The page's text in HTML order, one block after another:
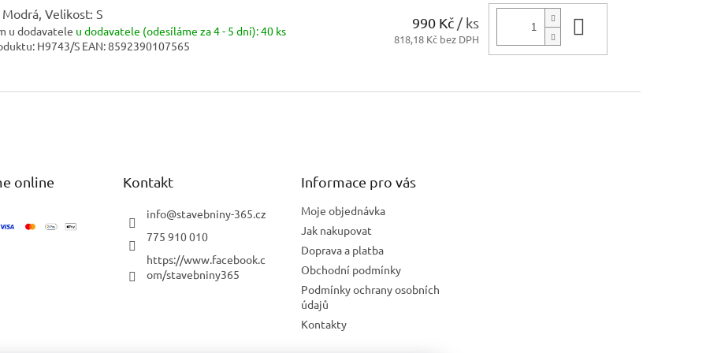
Modrá, Velikost: S
u dodavatele u dodavatele (odesíláme za 4 - 5 dní):40 ks
H9743/S EAN:8592390107565
990 Kč / ks
818,18 Kč bez DPH
online
Kontakt
info@stavebniny-365.cz
775 910 010
https://www.facebook.c
om/stavebniny365
Informace pro vás
Moje objednávka
Jak nakupovat
Doprava a platba
Obchodní podmínky
Podmínky ochrany osobních
údajů
Kontakty